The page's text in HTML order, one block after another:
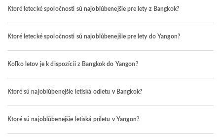
Ktoré letecké spoločnosti sú najobľúbenejšie pre lety z Bangkok?
Ktoré letecké spoločnosti sú najobľúbenejšie pre lety do Yangon?
Koľko letov je k dispozícii z Bangkok do Yangon?
Ktoré sú najobľúbenejšie letiská odletu v Bangkok?
Ktoré sú najobľúbenejšie letiská príletu v Yangon?